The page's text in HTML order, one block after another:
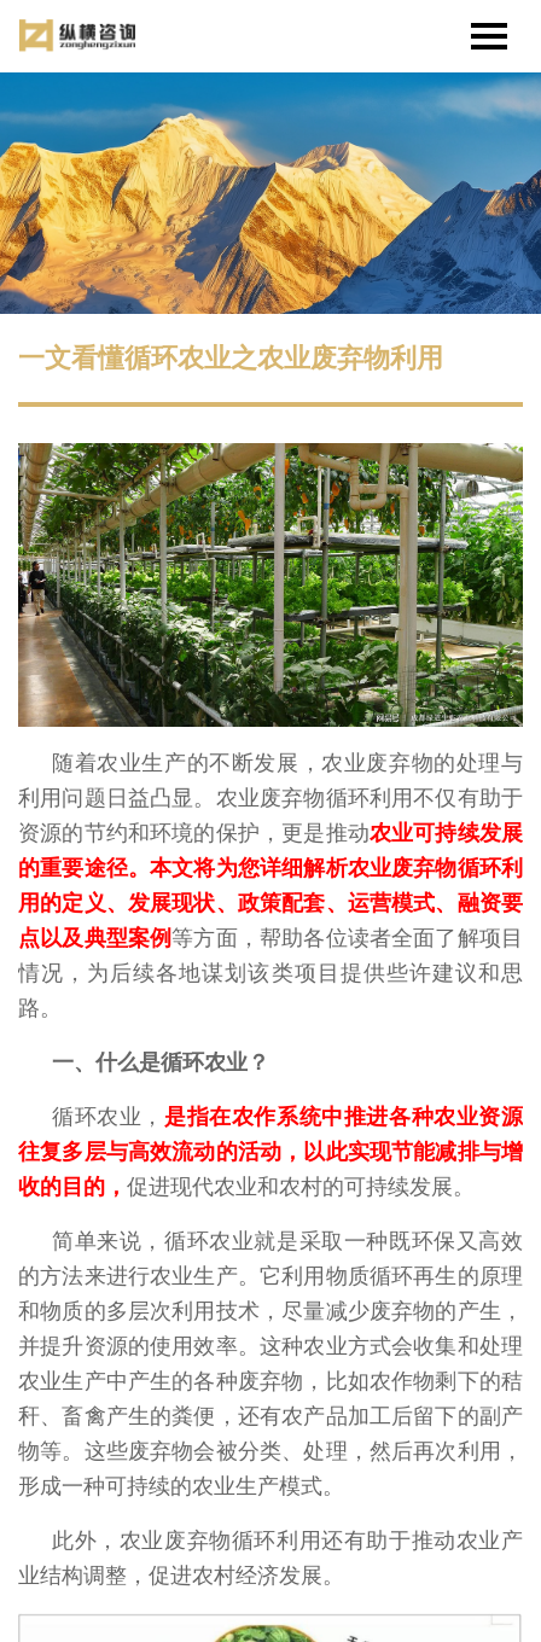
一文看懂循环农业之农业废弃物利用
随着农业生产的不断发展，农业废弃物的处理与
利用问题日益凸显。农业废弃物循环利用不仅有助于
资源的节约和环境的保护，更是推动农业可持续发展
的重要途径。本文将为您详细解析农业废弃物循环利
用的定义、发展现状、政策配套、运营模式、融资要
点以及典型案例等方面，帮助各位读者全面了解项目
情况，为后续各地谋划该类项目提供些许建议和思
路。
一、什么是循环农业？
循环农业， 是指在农作系统中推进各种农业资源
往复多层与高效流动的活动，以此实现节能减排与增
收的目的， 促进现代农业和农村的可持续发展。
简单来说，循环农业就是采取一种既环保又高效
的方法来进行农业生产。它利用物质循环再生的原理
和物质的多层次利用技术，尽量减少废弃物的产生，
并提升资源的使用效率。这种农业方式会收集和处理
农业生产中产生的各种废弃物，比如农作物剩下的秸
秆、畜禽产生的粪便，还有农产品加工后留下的副产
物等。这些废弃物会被分类、处理，然后再次利用，
形成一种可持续的农业生产模式。
此外，农业废弃物循环利用还有助于推动农业产
业结构调整，促进农村经济发展。